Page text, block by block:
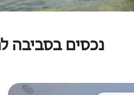
נכסים בסביבה